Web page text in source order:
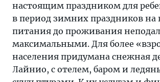
настоящим праздником для
в период зимних праздников на
питания до проживания
максимальными. Для более
населения придумана снежная
Лайнио, с отелем, баром и